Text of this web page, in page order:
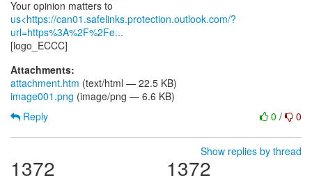
us<https://can01.safelinks.protection.outlook.com/?
url=https%3A%2F%2Fe...
Attachments:
attachment.htm (text/html — 22.5 KB)
image001.png (image/png — 6.6 KB)
0 / 0
Reply
Show replies by thread
1372 1372